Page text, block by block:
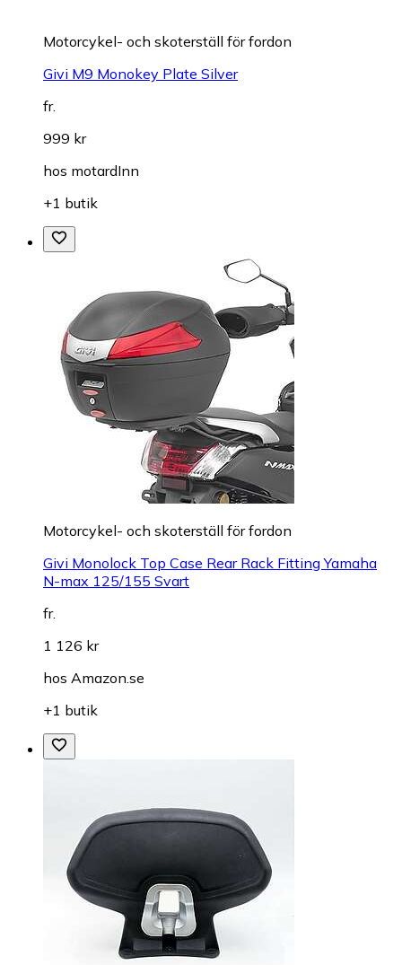
Motorcykel- och skoterställ för fordon
Givi M9 Monokey Plate Silver
fr.
999 kr
hos motardInn
+1 butik
Motorcykel- och skoterställ för fordon
Givi Monolock Top Case Rear Rack Fitting Yamaha
N-max 125/155 Svart
fr.
1 126 kr
hos Amazon.se
+1 butik